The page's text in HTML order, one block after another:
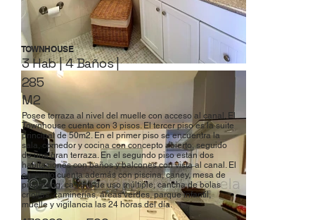
TOWNHOUSE
3 Hab | 4 Baños |
285
M2
Posee terraza al nivel del muelle con acceso al canal. El
Townhouse cuenta con 3 pisos. El tercer piso es la suite
principal de 50m2. En el primer piso se encuentra la
sala, comedor y cocina con concepto abierto, seguido
de una gran terraza. En el segundo piso estan dos
habitaciones con baños y balcones con vista al canal. El
conjunto cuenta además con piscina, caney, mesa de
ping pong, cancha de uso múltiple, cancha de bolas
criollas, caminerías, áreas verdes, parque infantil,
muelle y vigilancia las 24 horas del día.